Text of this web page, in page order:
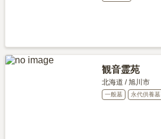
観音霊苑
北海道 /旭川市
一般墓 永代供養墓